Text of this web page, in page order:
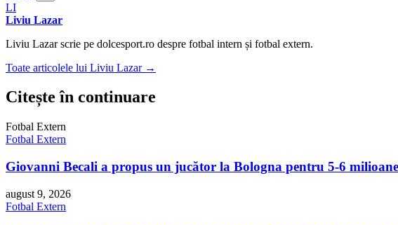
LI
Liviu Lazar
Liviu Lazar scrie pe dolcesport.ro despre fotbal intern și fotbal extern.
Toate articolele lui Liviu Lazar →
Citește în continuare
Fotbal Extern
Fotbal Extern
Giovanni Becali a propus un jucător la Bologna pentru 5-6
august 9, 2026
Fotbal Extern